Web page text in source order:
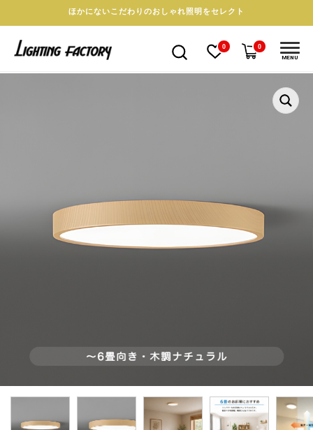
ほかにないこだわりのおしゃれ照明をセレクト
0 0
MENU